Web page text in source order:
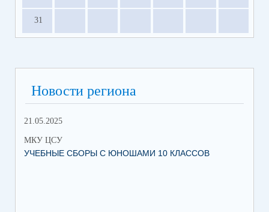
31
Новости региона
21.05.2025
МКУ ЦСУ
УЧЕБНЫЕ СБОРЫ С ЮНОШАМИ 10 КЛАССОВ